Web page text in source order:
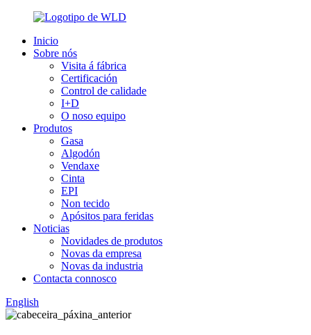
Inicio
Sobre nós
Visita á fábrica
Certificación
Control de calidade
I+D
O noso equipo
Produtos
Gasa
Algodón
Vendaxe
Cinta
EPI
Non tecido
Apósitos para feridas
Noticias
Novidades de produtos
Novas da empresa
Novas da industria
Contacta connosco
English